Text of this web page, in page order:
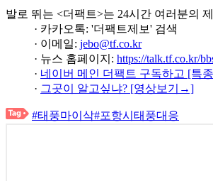
발로 뛰는 <더팩트>는 24시간 여러분의
· 카카오톡: '더팩트제보' 검색
· 이메일: jebo@tf.co.kr
· 뉴스 홈페이지: https://talk.tf.co.kr/
· 네이버 메인 더팩트 구독하고 [특
· 그곳이 알고싶냐? [영상보기→]
#태풍마이삭#포항시태풍대응